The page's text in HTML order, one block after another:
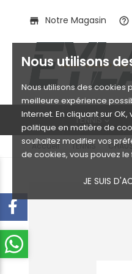
Nous utilisons
Nous utilisons des cookies
meilleure expérience
Internet. En cliquant sur
politique en matière de
souhaitez modifier vos
de cookies, vous pouvez le
JE SUIS
store Notre Magasin help_outline
TENNIS
Accueil TENNIS